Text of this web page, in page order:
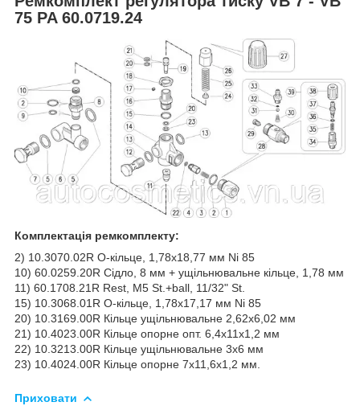
75 PA 60.0719.24
Комплектація ремкомплекту:
2) 10.3070.02R О-кільце, 1,78x18,77 мм Ni 85
10) 60.0259.20R Сідло, 8 мм + ущільнювальне кільце, 1,78 мм
11) 60.1708.21R Rest, M5 St.+ball, 11/32" St.
15) 10.3068.01R О-кільце, 1,78x17,17 мм Ni 85
20) 10.3169.00R Кільце ущільнювальне 2,62x6,02 мм
21) 10.4023.00R Кільце опорне опт. 6,4x11x1,2 мм
22) 10.3213.00R Кільце ущільнювальне 3х6 мм
23) 10.4024.00R Кільце опорне 7х11,6х1,2 мм.
Приховати